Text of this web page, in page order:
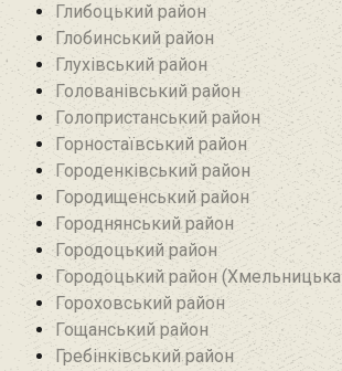
Глибоцький район
Глобинський район
Глухівський район‎
Голованівський район
Голопристанський район
Горностаївський район‎
Городенківський район
Городищенський район‎
Городнянський район
Городоцький район
Городоцький район (Хмельницька
Гороховський район
Гощанський район
Гребінківський район